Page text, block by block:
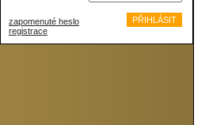
zapomenuté heslo
registrace